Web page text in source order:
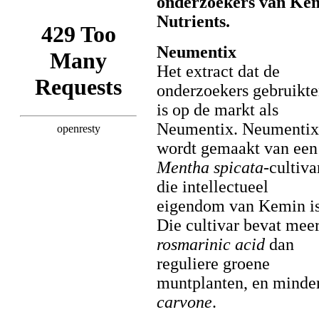
Nutrients.
Neumentix
Het extract dat de
onderzoekers
is op de markt als
Neumentix. Neumentix
wordt gemaakt van een
Mentha spicata-
die intellectueel
eigendom van Kemin
Die cultivar bevat
rosmarinic acid dan
reguliere groene
muntplanten, en
carvone.